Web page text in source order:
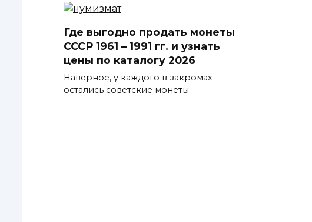
Где выгодно продать монеты
СССР 1961 – 1991 гг. и узнать
цены по каталогу 2026
Наверное, у каждого в закромах
остались советские монеты.